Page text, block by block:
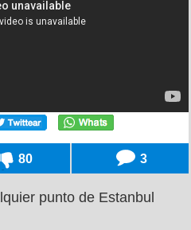
80 3
punto de Estanbul